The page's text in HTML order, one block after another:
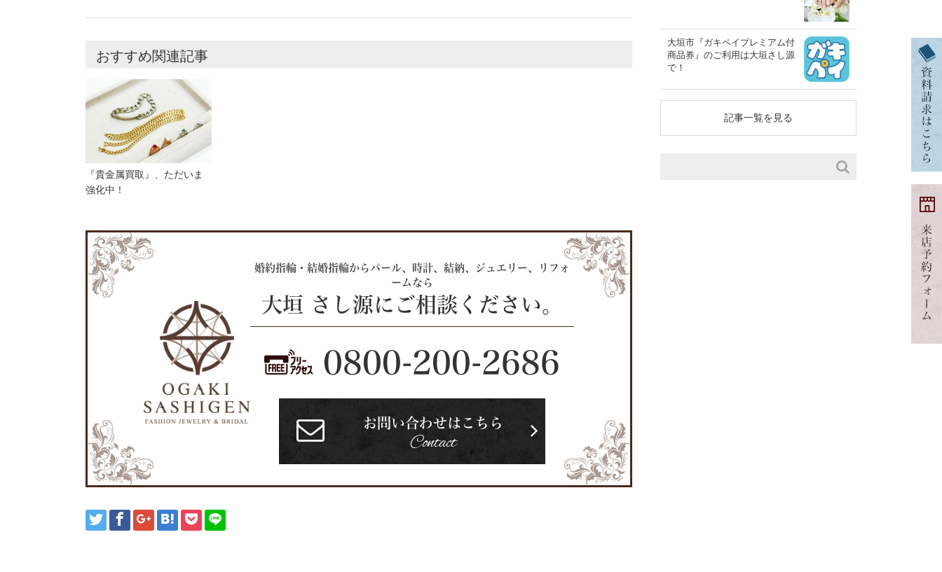
おすすめ関連記事
『貴金属買取』、ただいま
強化中！
婚約指輪・結婚指輪からパール、時計、 結納、ジュエリー、リフォ
ームなら
大垣 さし源にご相談ください。
0800-200-2686
お問い合わせはこちら
Contact
大垣市『ガキペイプレミアム付
商品券』のご利用は大垣さし源
で！
記事一覧を見る